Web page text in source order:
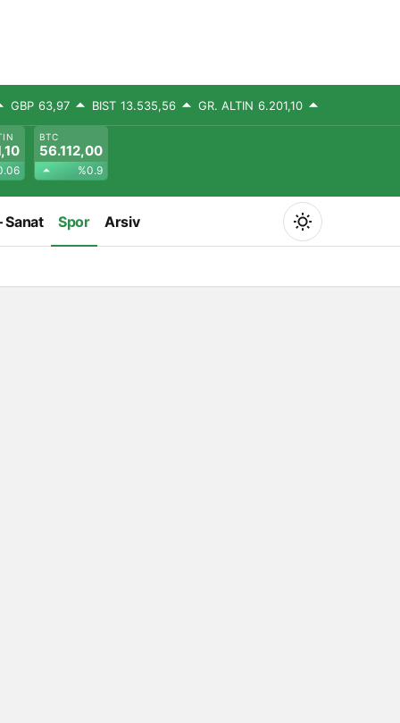
GBP 63,97 BIST 13.535,56 GR. ALTIN 6.201,10
BTC
56.112,00
%0.9
Sanat Spor Arsiv
Mod
değiştir